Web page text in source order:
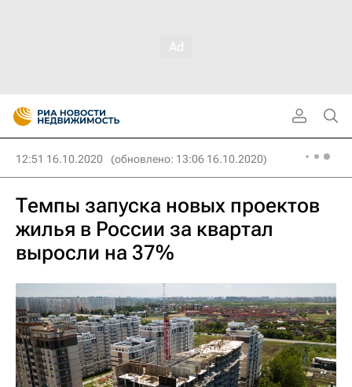
12:51 16.10.2020 (обновлено: 13:06 16.10.2020)
Темпы запуска новых проектов
жилья в России за квартал
выросли на 37%